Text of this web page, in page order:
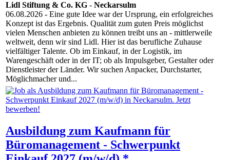
Lidl Stiftung & Co. KG - Neckarsulm
06.08.2026 - Eine gute Idee war der Ursprung, ein erfolgreiches
Konzept ist das Ergebnis. Qualität zum guten Preis möglichst
vielen Menschen anbieten zu können treibt uns an - mittlerweile
weltweit, denn wir sind Lidl. Hier ist das berufliche Zuhause
vielfältiger Talente. Ob im Einkauf, in der Logistik, im
Warengeschäft oder in der IT; ob als Impulsgeber, Gestalter oder
Dienstleister der Länder. Wir suchen Anpacker, Durchstarter,
Möglichmacher und...
Ausbildung zum Kaufmann für
Büromanagement - Schwerpunkt